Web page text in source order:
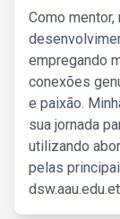
Como
empregando
conexões
e paixão.
sua jornada
utilizando
pelas